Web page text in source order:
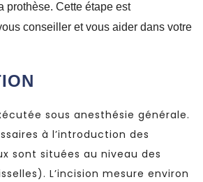
prothèse. Cette étape est
conseiller et vous aider dans votre
sous anesthésie générale.
à l’introduction des
sont situées au niveau des
L’incision mesure environ